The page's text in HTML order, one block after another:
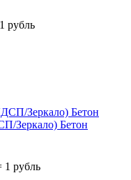
рубль
Зеркало) Бетон
1 рубль